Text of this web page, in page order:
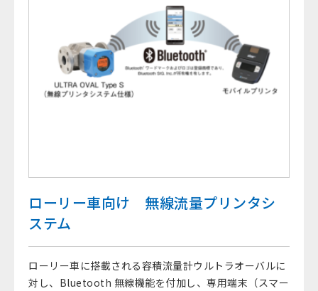
ローリー車向け 無線流量プリンタシ
ステム
ローリー車に搭載される容積流量計ウルトラオーバルに
対し、Bluetooth 無線機能を付加し、専用端末（スマー